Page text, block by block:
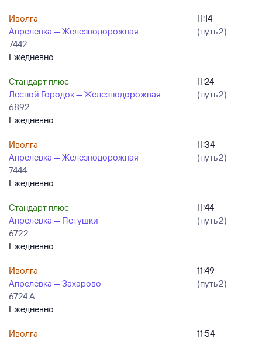
Иволга
Апрелевка — Железнодорожная
7442
Ежедневно
11:14
(путь 2)
Стандарт плюс
Лесной Городок — Железнодорожная
6892
Ежедневно
11:24
(путь 2)
Иволга
Апрелевка — Железнодорожная
7444
Ежедневно
11:34
(путь 2)
Стандарт плюс
Апрелевка — Петушки
6722
Ежедневно
11:44
(путь 2)
Иволга
Апрелевка — Захарово
6724 А
Ежедневно
11:49
(путь 2)
Иволга 11:54